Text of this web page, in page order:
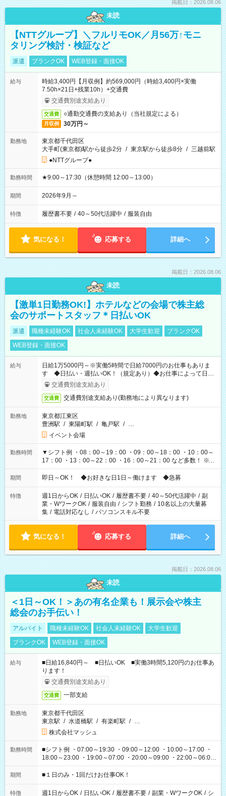
掲載日：2026.08.06
未読
【NTTグループ】＼フルリモOK／月56万↑モニ
タリング検討・検証など
派遣 ブランクOK WEB登録・面接OK
給与
時給3,400円【月収例】約569,000円（時給3,400円×実働
7.50h×21日+残業10h）+交通費
交通費別途支給あり
交通費 ○通勤交通費の支給あり（当社規定による）
月収例 30万円～
勤務地
東京都千代田区
大手町(東京都)駅から徒歩2分 / 東京駅から徒歩8分 / 三越前駅
●NTTグループ●
勤務時間 ★9:00～17:30（休憩時間 12:00～13:00）
期間 2026年9月～
特徴 履歴書不要 / 40～50代活躍中 / 服装自由
気になる！ 応募する 詳細へ
掲載日：2026.08.06
未読
【激単1日勤務OK!】ホテルなどの会場で株主総
会のサポートスタッフ＊日払いOK
派遣 職種未経験OK 社会人未経験OK 大学生歓迎
ブランクOK
WEB登録・面接OK
給与
日給1万5000円～※実働5時間で日給7000円のお仕事もありま
す ◆日払い・週払いOK！（規定あり）◆お仕事によって日給
も異なります
交通費別途支給あり
交通費 交通費別途支給あり(勤務地により異なります)
勤務地
東京都江東区
豊洲駅 / 東陽町駅 / 亀戸駅 / …
イベント会場
勤務時間
▼シフト例 ・08：00～19：00 ・09：00～18：00 ・10：00～
17：00 ・13：00～22：00 ・16：00～21：00 など多数！ ※お
仕事により勤務時間が異なります
期間 即日～OK！ ◆お好きな日1日～働けます ◆急募
特徴 週1日からOK / 日払いOK / 履歴書不要 / 40～50代活躍中 / 副
業・WワークOK / 服装自由 / シフト勤務 / 10名以上の大量募
集 / 電話対応なし / パソコンスキル不要
気になる！ 応募する 詳細へ
掲載日：2026.08.06
未読
＜1日～OK！＞あの有名企業も！展示会や株主
総会のお手伝い！
アルバイト 職種未経験OK 社会人未経験OK
大学生歓迎
ブランクOK
WEB登録・面接OK
給与
■日給16,840円～ ■日払いOK ■実働3時間5,120円のお仕事あ
ります！
交通費別途支給あり
交通費 一部支給
勤務地
東京都千代田区
東京駅 / 水道橋駅 / 有楽町駅 / …
株式会社マッシュ
勤務時間
■シフト例 ・07:00～19:30 ・09:00～12:00 ・10:00～17:00 ・
18:00～23:00 ・19:00～07:00 ・20:00～09:00 ・22:00～06:00
etc ★最短で3時間で5,120円のお仕事から 15時間で2万円近く稼
げるお仕事も！ ご希望のお時間に合わせてご紹介！ ※シフトは
ください！
期間 ■１日のみ・1回だけお仕事OK！
特徴 週1日からOK / 日払いOK / 履歴書不要 / 副業・WワークOK / シ